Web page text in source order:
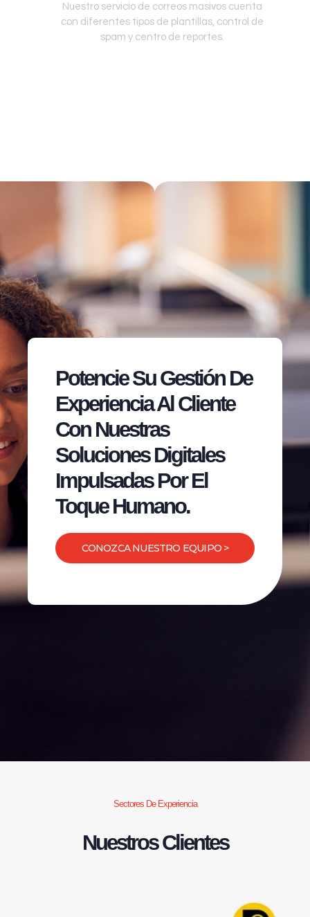
Nuestro servicio de correos masivos cuenta
con diferentes tipos de plantillas, control de
spam y centro de reportes.
Potencie Su Gestión De
Experiencia Al Cliente
Con Nuestras
Soluciones Digitales
Impulsadas Por El
Toque Humano.
CONOZCA NUESTRO EQUIPO >
Sectores De Experiencia
Nuestros Clientes